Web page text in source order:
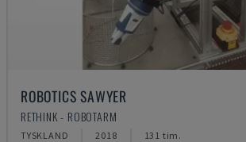
ROBOTICS SAWYER
RETHINK - ROBOTARM
TYSKLAND 2018 131 tim.